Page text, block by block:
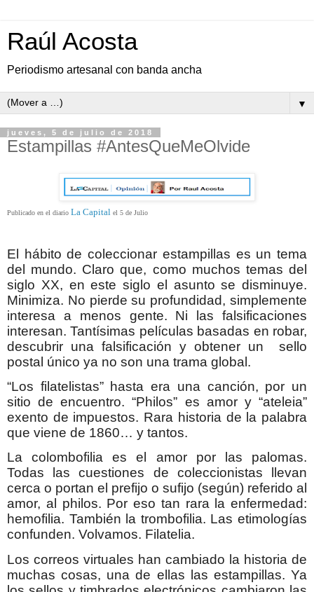
Raúl Acosta
Periodismo artesanal con banda ancha
▼
jueves, 5 de julio de 2018
Estampillas #AntesQueMeOlvide
Publicado en el diario La Capital el 5 de Julio
El hábito de coleccionar estampillas es un tema
del mundo. Claro que, como muchos temas del
siglo XX, en este siglo el asunto se disminuye.
Minimiza. No pierde su profundidad, simplemente
interesa a menos gente. Ni las falsificaciones
interesan. Tantísimas películas basadas en robar,
descubrir una falsificación y obtener un sello
postal único ya no son una trama global.
“Los filatelistas” hasta era una canción, por un
sitio de encuentro. “Philos” es amor y “ateleia”
exento de impuestos. Rara historia de la palabra
que viene de 1860… y tantos.
La colombofilia es el amor por las palomas.
Todas las cuestiones de coleccionistas llevan
cerca o portan el prefijo o sufijo (según) referido al
amor, al philos. Por eso tan rara la enfermedad:
hemofilia. También la trombofilia. Las etimologías
confunden. Volvamos. Filatelia.
Los correos virtuales han cambiado la historia de
muchas cosas, una de ellas las estampillas. Ya